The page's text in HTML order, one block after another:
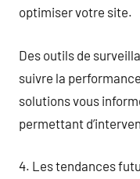
optimiser votre site.
Des outils de
suivre la
solutions vous
permettant
4. Les tendances